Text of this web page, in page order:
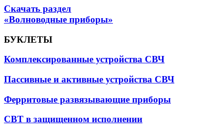
Скачать раздел
«Волноводные приборы»
БУКЛЕТЫ
Комплексированные устройства СВЧ
Пассивные и активные устройства СВЧ
Ферритовые развязывающие приборы
СВТ в защищенном исполнении